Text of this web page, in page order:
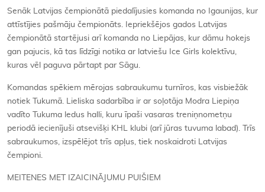
Senāk Latvijas čempionātā piedalījusies komanda no Igaunijas, kur
attīstījies pašmāju čempionāts. Iepriekšējos gados Latvijas
čempionātā startējusi arī komanda no Liepājas, kur dāmu hokejs
gan pajucis, kā tas līdzīgi notika ar latviešu Ice Girls kolektīvu,
kuras vēl paguva pārtapt par Sāgu.
Komandas spēkiem mērojas sabraukumu turnīros, kas visbiežāk
notiek Tukumā. Lieliska sadarbība ir ar soļotāja Modra Liepiņa
vadīto Tukuma ledus halli, kuru īpaši vasaras treniņnometņu
periodā iecienījuši atsevišķi KHL klubi (arī jūras tuvuma labad). Trīs
sabraukumos, izspēlējot trīs apļus, tiek noskaidroti Latvijas
čempioni.
MEITENES MET IZAICINĀJUMU PUIŠIEM